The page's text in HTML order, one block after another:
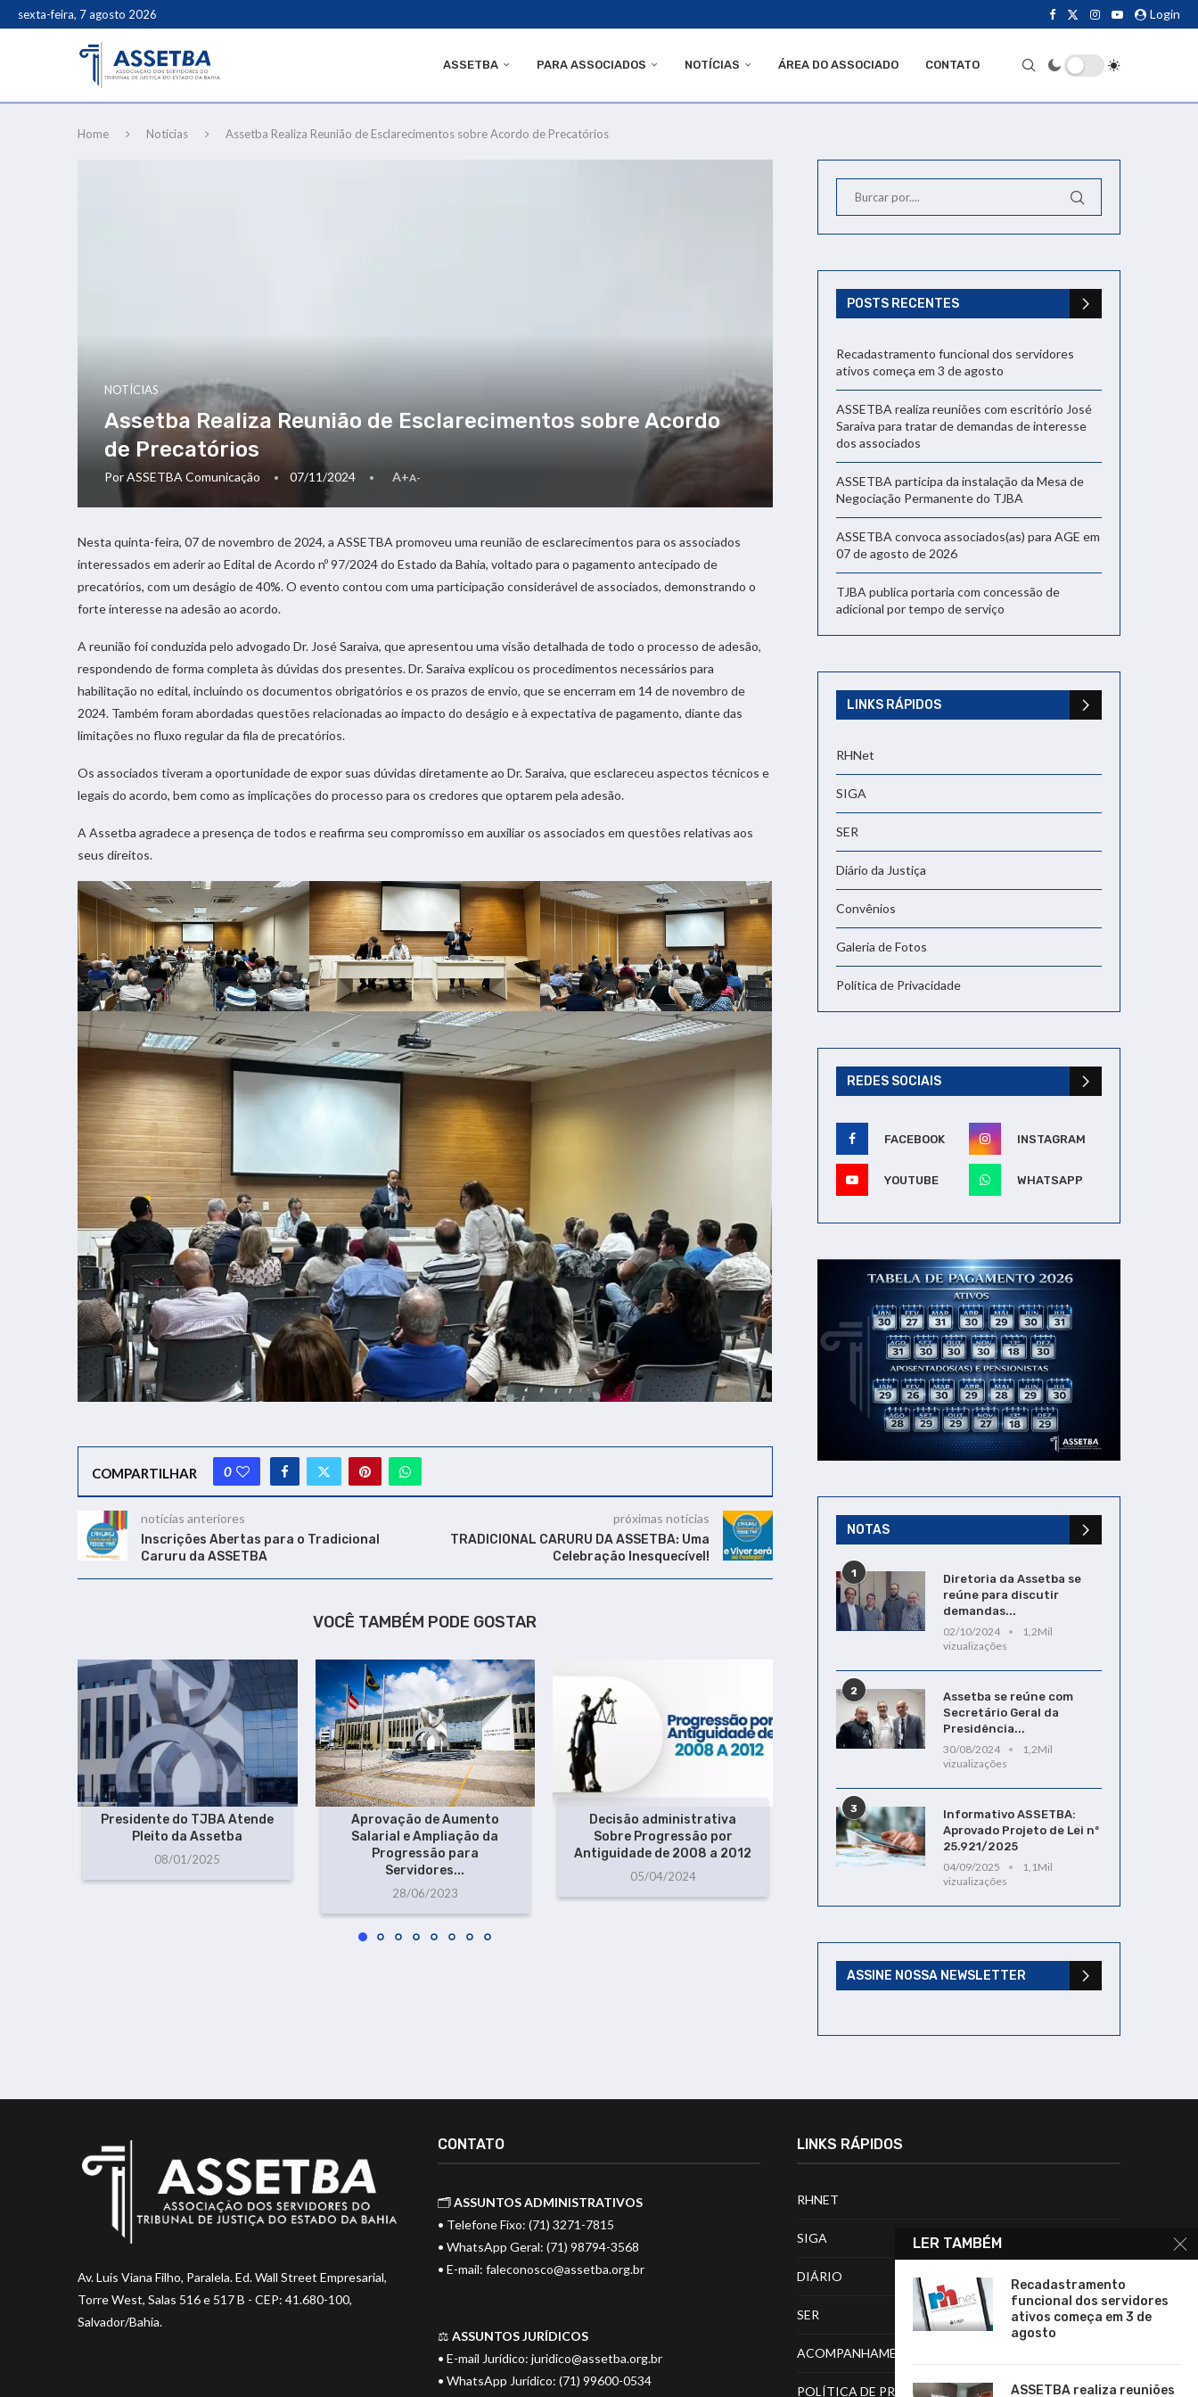
sexta-feira, 7 agosto 2026 Login
ASSETBA PARA ASSOCIADOS NOTÍCIAS ÁREA DO ASSOCIADO CONTATO
Home Notícias Assetba Realiza Reunião de Esclarecimentos sobre Acordo de Precatórios
NOTÍCIAS
Assetba Realiza Reunião de Esclarecimentos sobre Acordo
de Precatórios
PorASSETBA Comunicação 07/11/2024 A+A-
Nesta quinta-feira, 07 de novembro de 2024, a ASSETBA promoveu uma reunião de esclarecimentos para os associados
interessados em aderir ao Edital de Acordo nº 97/2024 do Estado da Bahia, voltado para o pagamento antecipado de
precatórios, com um deságio de 40%. O evento contou com uma participação considerável de associados, demonstrando o
forte interesse na adesão ao acordo.
A reunião foi conduzida pelo advogado Dr. José Saraiva, que apresentou uma visão detalhada de todo o processo de adesão,
respondendo de forma completa às dúvidas dos presentes. Dr. Saraiva explicou os procedimentos necessários para
habilitação no edital, incluindo os documentos obrigatórios e os prazos de envio, que se encerram em 14 de novembro de
2024. Também foram abordadas questões relacionadas ao impacto do deságio e à expectativa de pagamento, diante das
limitações no fluxo regular da fila de precatórios.
Os associados tiveram a oportunidade de expor suas dúvidas diretamente ao Dr. Saraiva, que esclareceu aspectos técnicos e
legais do acordo, bem como as implicações do processo para os credores que optarem pela adesão.
A Assetba agradece a presença de todos e reafirma seu compromisso em auxiliar os associados em questões relativas aos
seus direitos.
COMPARTILHAR 0
notícias anteriores
Inscrições Abertas para o Tradicional
Caruru da ASSETBA
próximas notícias
TRADICIONAL CARURU DA ASSETBA: Uma
Celebração Inesquecível!
VOCÊ TAMBÉM PODE GOSTAR
Presidente do TJBA Atende
Pleito da Assetba
08/01/2025
Aprovação de Aumento
Salarial e Ampliação da
Progressão para
Servidores...
28/06/2023
Decisão administrativa
Sobre Progressão por
Antiguidade de 2008 a 2012
05/04/2024
Novo Edital de Precatórios
exige nova habilitação para
recebimento mediante...
Prova de vida poderá
digital para
POSTS RECENTES
Recadastramento funcional dos servidores
ativos começa em 3 de agosto
ASSETBA realiza reuniões com escritório José
Saraiva para tratar de demandas de interesse
dos associados
ASSETBA participa da instalação da Mesa de
Negociação Permanente do TJBA
ASSETBA convoca associados(as) para AGE em
07 de agosto de 2026
TJBA publica portaria com concessão de
adicional por tempo de serviço
LINKS RÁPIDOS
RHNet
SIGA
SER
Diário da Justiça
Convênios
Galeria de Fotos
Política de Privacidade
REDES SOCIAIS
FACEBOOK INSTAGRAM
YOUTUBE WHATSAPP
NOTAS
1
Diretoria da Assetba se
reúne para discutir
demandas...
02/10/2024
1,2Mil
vizualizações
2
Assetba se reúne com
Secretário Geral da
Presidência...
30/08/2024
1,2Mil
vizualizações
3
Informativo ASSETBA:
Aprovado Projeto de Lei nº
25.921/2025
04/09/2025
1,1Mil
vizualizações
ASSINE NOSSA NEWSLETTER
Av. Luis Viana Filho, Paralela. Ed. Wall Street Empresarial,
Torre West, Salas 516 e 517 B - CEP: 41.680-100,
Salvador/Bahia.
CONTATO
🗂️ASSUNTOS ADMINISTRATIVOS
• Telefone Fixo: (71) 3271-7815
• WhatsApp Geral: (71) 98794-3568
• E-mail: faleconosco@assetba.org.br
⚖️ ASSUNTOS JURÍDICOS
• E-mail Jurídico: juridico@assetba.org.br
• WhatsApp Jurídico: (71) 99600-0534
LINKS RÁPIDOS
RHNET
SIGA
DIÁRIO
SER
ACOMPANHAMENTO DE PROCESSOS
POLÍTICA DE PRIVACIDADE
LER TAMBÉM
Recadastramento
funcional dos servidores
ativos começa em 3 de
agosto
ASSETBA realiza reuniões